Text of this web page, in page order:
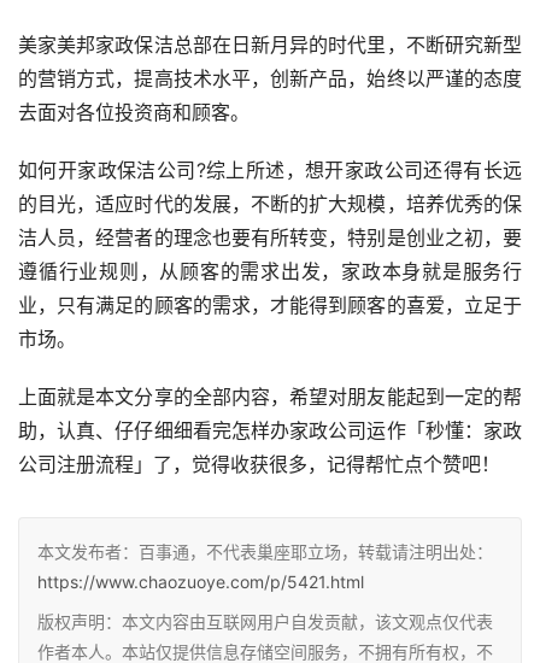
美家美邦家政保洁总部在日新月异的时代里，不断研究新型
的营销方式，提高技术水平，创新产品，始终以严谨的态度
去面对各位投资商和顾客。
如何开家政保洁公司?综上所述，想开家政公司还得有长远
的目光，适应时代的发展，不断的扩大规模，培养优秀的保
洁人员，经营者的理念也要有所转变，特别是创业之初，要
遵循行业规则，从顾客的需求出发，家政本身就是服务行
业，只有满足的顾客的需求，才能得到顾客的喜爱，立足于
市场。
上面就是本文分享的全部内容，希望对朋友能起到一定的帮
助，认真、仔仔细细看完怎样办家政公司运作「秒懂：家政
公司注册流程」了，觉得收获很多，记得帮忙点个赞吧！
本文发布者：百事通，不代表巢座耶立场，转载请注明出处：
https://www.chaozuoye.com/p/5421.html
版权声明：本文内容由互联网用户自发贡献，该文观点仅代表
作者本人。本站仅提供信息存储空间服务，不拥有所有权，不